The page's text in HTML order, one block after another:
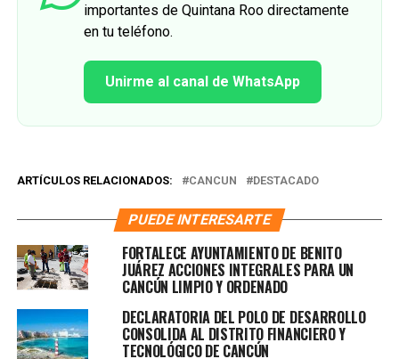
importantes de Quintana Roo directamente
en tu teléfono.
Unirme al canal de WhatsApp
ARTÍCULOS RELACIONADOS: CANCUN DESTACADO
PUEDE INTERESARTE
FORTALECE AYUNTAMIENTO DE BENITO
JUÁREZ ACCIONES INTEGRALES PARA UN
CANCÚN LIMPIO Y ORDENADO
DECLARATORIA DEL POLO DE DESARROLLO
CONSOLIDA AL DISTRITO FINANCIERO Y
TECNOLÓGICO DE CANCÚN